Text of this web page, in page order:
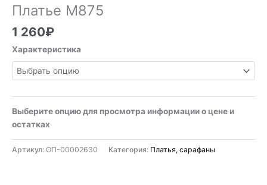
Платье М875
1 260₽
Характеристика
Выберите опцию для просмотра информации о цене и
остатках
Артикул: ОП-00002630 Категория: Платья, сарафаны